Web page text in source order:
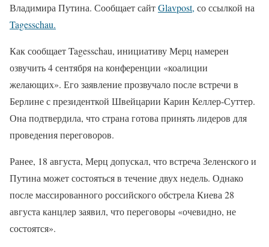
Владимира Путина. Сообщает сайтGlavpost, со ссылкой на
Tagesschau.
Как сообщает Tagesschau, инициативу Мерц намерен
озвучить 4 сентября на конференции «коалиции
желающих». Его заявление прозвучало после встречи в
Берлине с президенткой Швейцарии Карин Келлер-Суттер.
Она подтвердила, что страна готова принять лидеров для
проведения переговоров.
Ранее, 18 августа, Мерц допускал, что встреча Зеленского и
Путина может состояться в течение двух недель. Однако
после массированного российского обстрела Киева 28
августа канцлер заявил, что переговоры «очевидно, не
состоятся».